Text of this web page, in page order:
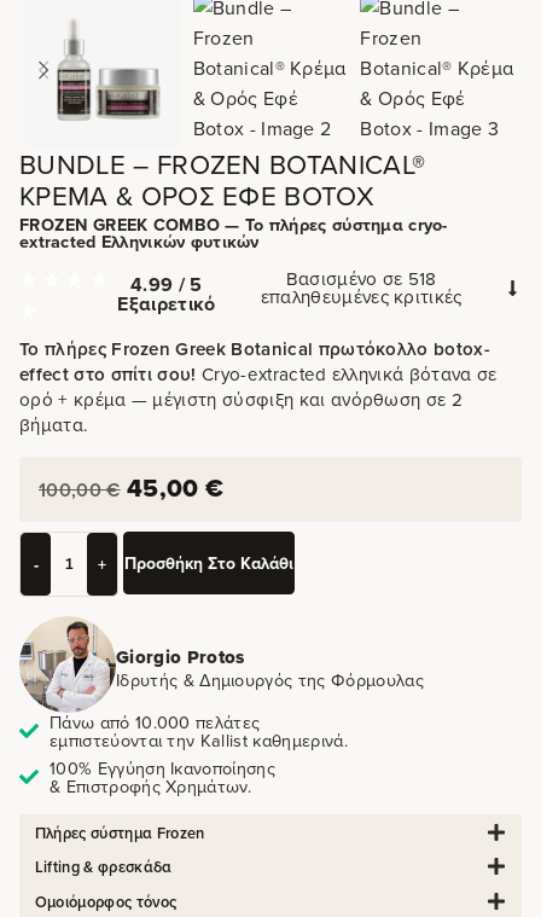
BUNDLE – FROZEN BOTANICAL®
ΚΡΈΜΑ & ΟΡΌΣ ΕΦΈ BOTOX
FROZEN GREEK COMBO — Το πλήρες σύστημα cryo-
extracted Ελληνικών φυτικών
4.99 / 5
Εξαιρετικό
Βασισμένο σε 518
επαληθευμένες κριτικές
Το πλήρες Frozen Greek Botanical πρωτόκολλο botox-
effect στο σπίτι σου! Cryo-extracted ελληνικά βότανα σε
ορό + κρέμα — μέγιστη σύσφιξη και ανόρθωση σε 2
βήματα.
100,00€ 45,00 €
- + Προσθήκη Στο Καλάθι
Giorgio Protos
Ιδρυτής & Δημιουργός της Φόρμουλας
Πάνω από 10.000 πελάτες
εμπιστεύονται την Kallist καθημερινά.
100% Εγγύηση Ικανοποίησης
& Επιστροφής Χρημάτων.
Πλήρες σύστημα Frozen
Lifting & φρεσκάδα
Ομοιόμορφος τόνος